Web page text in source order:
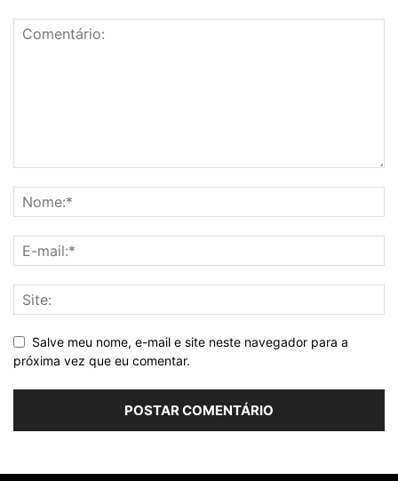
Salve meu nome, e-mail e site neste navegador para a
próxima vez que eu comentar.